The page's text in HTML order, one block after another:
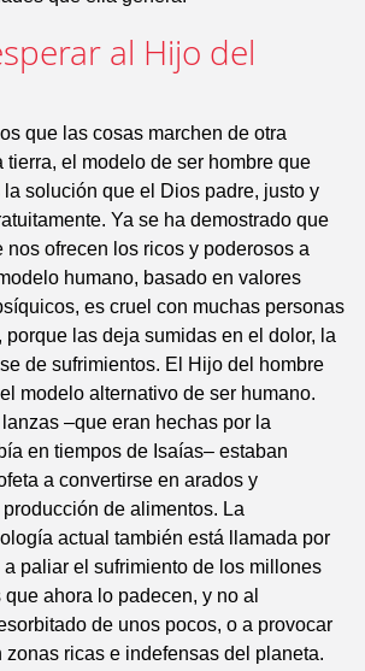
al Hijo del
que las cosas marchen de otra
tierra, el modelo de ser hombre que
solución que el Dios padre, justo y
Ya se ha demostrado que
nos ofrecen los ricos y poderosos a
humano, basado en valores
es cruel con muchas personas
porque las deja sumidas en el dolor, la
de sufrimientos. El Hijo del hombre
modelo alternativo de ser humano.
–que eran hechas por la
en tiempos de Isaías– estaban
a convertirse en arados y
de alimentos. La
actual también está llamada por
paliar el sufrimiento de los millones
ahora lo padecen, y no al
de unos pocos, o a provocar
zonas ricas e indefensas del planeta.